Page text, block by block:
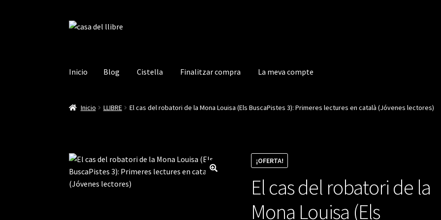
Ir
Ir
Inicio Blog Cistella Finalitzar compra La meva compte
Inicio Blog CistellaFinalitzar compra La meva compte
Inicio LLIBRE El cas del robatori de la Mona Louisa (Els BuscaPistes 3): Primeres lectures en català (Jóvenes lectores)
¡OFERTA!
El cas del robatori de la
Mona Louisa (Els